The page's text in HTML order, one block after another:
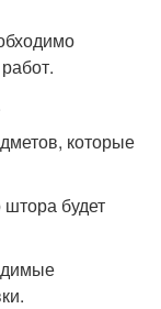
которые
будет